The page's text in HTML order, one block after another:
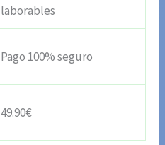
laborables
Pago 100% seguro
49.90€